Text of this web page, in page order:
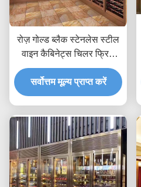
रोज़ गोल्ड ब्लैक स्टेनलेस स्टील
वाइन कैबिनेट्स चिलर फ्रिज
एएसटीएम 316L 201
सर्वोत्तम मूल्य प्राप्त करें